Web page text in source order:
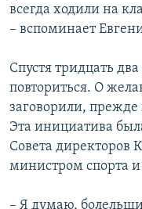
всегда ходили на
– вспоминает
Спустя тридцать
повториться. О
заговорили, прежде
Эта инициатива
Совета директоров
министром спорта
– Я думаю,